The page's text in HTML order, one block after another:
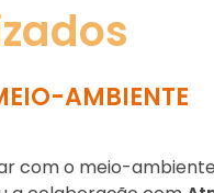
AMBIENTE
com o meio-